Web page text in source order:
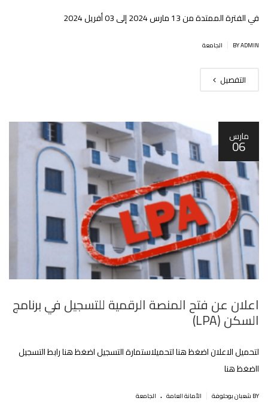
في الفترة الممتدة من 13 مارس 2024 إلى 03 أفريل 2024
BY ADMIN الجامعة
التفصيل
مارس
06
اعلان عن فتح المنصة الرقمية للتسجيل في برنامج
السكن (LPA)
لتحميل الاعلان اضغظ هنا لتحميلاستمارة التسجيل اضغظ هنا رابط التسجيل
ااضغظ هنا
BY شعبان بوحلوفة اﻷمانة العامة . الجامعة